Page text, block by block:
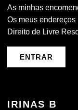
As minhas
Os meus endereços
Direito de Livre
ENTRAR
IRINAS B